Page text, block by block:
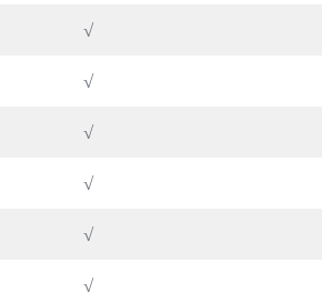
√
√
√
√
√
√